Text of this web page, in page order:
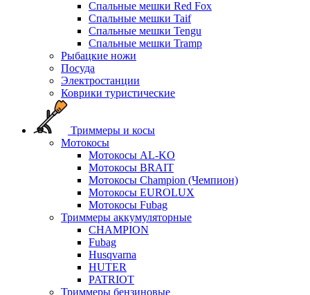
Спальные мешки Red Fox
Спальные мешки Taif
Спальные мешки Tengu
Спальные мешки Tramp
Рыбацкие ножи
Посуда
Электростанции
Коврики туристические
Триммеры и косы
Мотокосы
Мотокосы AL-KO
Мотокосы BRAIT
Мотокосы Champion (Чемпион)
Мотокосы EUROLUX
Мотокосы Fubag
Триммеры аккумуляторные
CHAMPION
Fubag
Husqvarna
HUTER
PATRIOT
Триммеры бензиновые